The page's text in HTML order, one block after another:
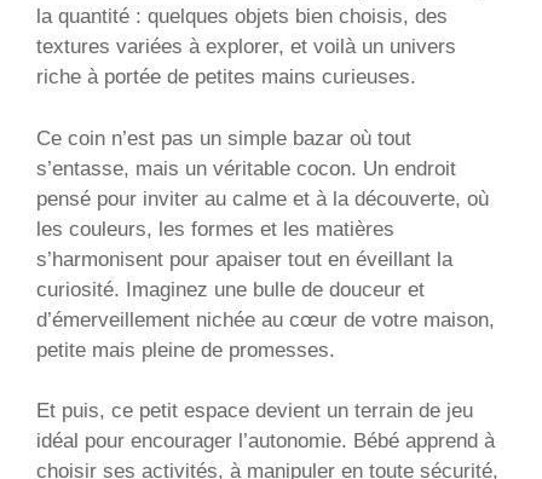
la quantité : quelques objets bien choisis, des
textures variées à explorer, et voilà un univers
riche à portée de petites mains curieuses.
Ce coin n’est pas un simple bazar où tout
s’entasse, mais un véritable cocon. Un endroit
pensé pour inviter au calme et à la découverte, où
les couleurs, les formes et les matières
s’harmonisent pour apaiser tout en éveillant la
curiosité. Imaginez une bulle de douceur et
d’émerveillement nichée au cœur de votre maison,
petite mais pleine de promesses.
Et puis, ce petit espace devient un terrain de jeu
idéal pour encourager l’autonomie. Bébé apprend à
choisir ses activités, à manipuler en toute sécurité,